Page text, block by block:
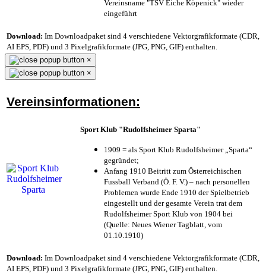
Vereinsname "TSV Eiche Köpenick" wieder
eingeführt
Download: Im Downloadpaket sind 4 verschiedene Vektorgrafikformate (CDR,
AI EPS, PDF) und 3 Pixelgrafikformate (JPG, PNG, GIF) enthalten.
×
×
Vereinsinformationen:
Sport Klub "Rudolfsheimer Sparta"
1909 = als Sport Klub Rudolfsheimer „Sparta“
gegründet;
Anfang 1910 Beitritt zum Österreichischen
Fussball Verband (Ö. F. V.) – nach personellen
Problemen wurde Ende 1910 der Spielbetrieb
eingestellt und der gesamte Verein trat dem
Rudolfsheimer Sport Klub von 1904 bei
(Quelle: Neues Wiener Tagblatt, vom
01.10.1910)
Download: Im Downloadpaket sind 4 verschiedene Vektorgrafikformate (CDR,
AI EPS, PDF) und 3 Pixelgrafikformate (JPG, PNG, GIF) enthalten.